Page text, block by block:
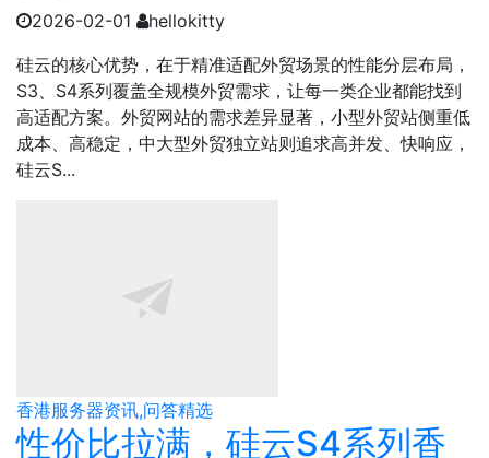
2026-02-01
hellokitty
硅云的核心优势，在于精准适配外贸场景的性能分层布局，
S3、S4系列覆盖全规模外贸需求，让每一类企业都能找到
高适配方案。外贸网站的需求差异显著，小型外贸站侧重低
成本、高稳定，中大型外贸独立站则追求高并发、快响应，
硅云S...
香港服务器资讯,问答精选
性价比拉满，硅云S4系列香